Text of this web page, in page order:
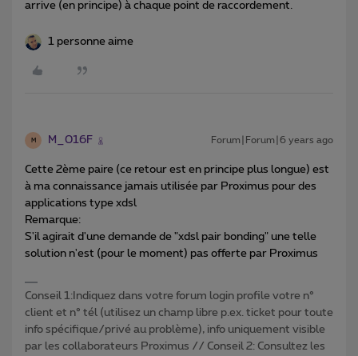
arrive (en principe) à chaque point de raccordement.
1 personne aime
M M_016F Forum|Forum|6 years ago
Cette 2ème paire (ce retour est en principe plus longue) est
à ma connaissance jamais utilisée par Proximus pour des
applications type xdsl
Remarque:
S'il agirait d'une demande de "xdsl pair bonding" une telle
solution n'est (pour le moment) pas offerte par Proximus
Conseil 1:Indiquez dans votre forum login profile votre n°
client et n° tél (utilisez un champ libre p.ex. ticket pour toute
info spécifique/privé au problème), info uniquement visible
par les collaborateurs Proximus // Conseil 2: Consultez les